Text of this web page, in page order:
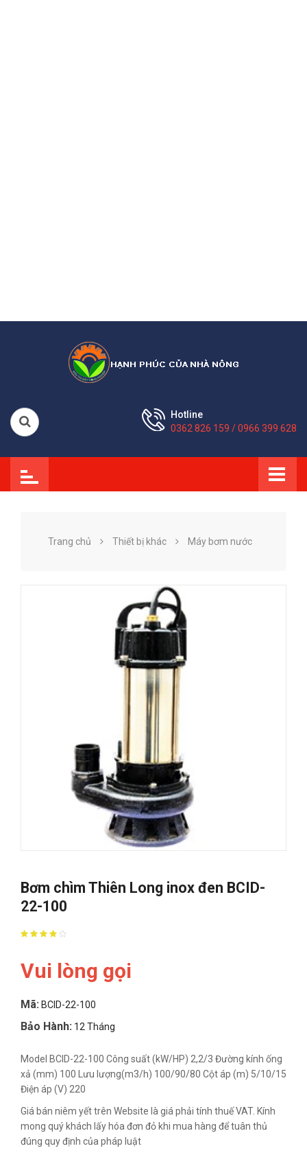
Hotline
0362 826 159 / 0966 399 628
Trang chủ Thiết bị khác Máy bơm nước
Bơm chìm Thiên Long inox đen BCID-
22-100
Vui lòng gọi
Mã: BCID-22-100
Bảo Hành: 12 Tháng
Model BCID-22-100 Công suất (kW/HP) 2,2/3 Đường kính ống
xả (mm) 100 Lưu lượng(m3/h) 100/90/80 Cột áp (m) 5/10/15
Điện áp (V) 220
Giá bán niêm yết trên Website là giá phải tính thuế VAT. Kính
mong quý khách lấy hóa đơn đỏ khi mua hàng để tuân thủ
đúng quy định của pháp luật